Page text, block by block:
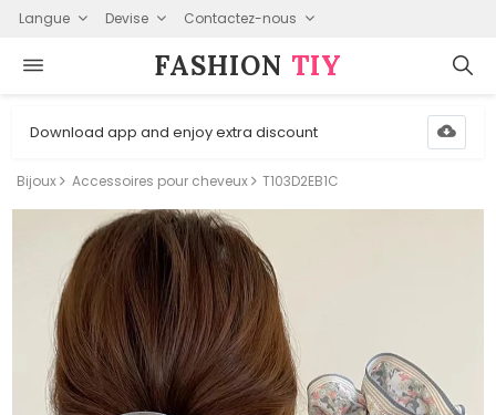
Langue Devise Contactez-nous
FASHION⁠ TIY
Download app and enjoy extra discount
Bijoux Accessoires pour cheveux T103D2EB1C